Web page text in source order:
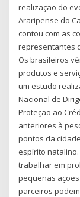
realização do
Araripense do
contou com as
representantes
Os brasileiros
produtos e
um estudo
Nacional de
Proteção ao
anteriores à
pontos da
espírito natalino.
trabalhar em
pequenas
parceiros